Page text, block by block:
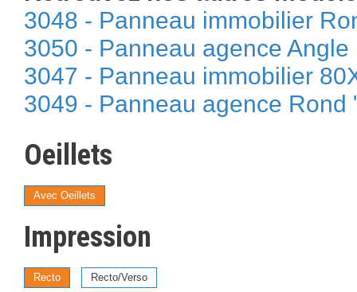
3048 - Panneau immobilier
3050 - Panneau agence Angle
3047 - Panneau immobilier
3049 - Panneau agence Rond
Oeillets
Avec Oeillets
Impression
Recto Recto/Verso